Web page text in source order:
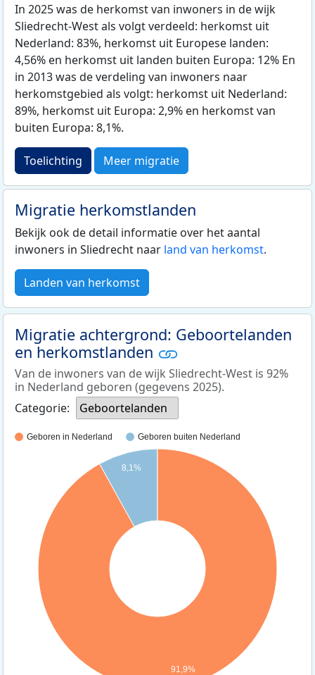
In 2025 was de herkomst van inwoners in de wijk
Sliedrecht-West als volgt verdeeld: herkomst uit
Nederland: 83%, herkomst uit Europese landen:
4,56% en herkomst uit landen buiten Europa: 12% En
in 2013 was de verdeling van inwoners naar
herkomstgebied als volgt: herkomst uit Nederland:
89%, herkomst uit Europa: 2,9% en herkomst van
buiten Europa: 8,1%.
Toelichting Meer migratie
Migratie herkomstlanden
Bekijk ook de detail informatie over het aantal
inwoners in Sliedrecht naar land van herkomst.
Landen van herkomst
Migratie achtergrond: Geboortelanden
en herkomstlanden
Van de inwoners van de wijk Sliedrecht-West is 92%
in Nederland geboren (gegevens 2025).
Categorie:
Geboortelanden
Geboren in Nederland Geboren buiten Nederland
8,1%
91,9%